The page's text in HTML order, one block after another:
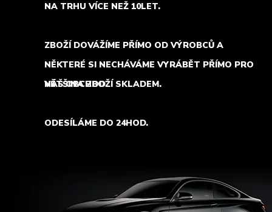
NA TRHU VÍCE NEŽ 10LET.
ZBOŽÍ DOVÁŽÍME PŘÍMO OD VÝROBCŮ A
NĚKTERÉ SI NECHÁVÁME VYRÁBĚT PŘÍMO PRO
NÁŠ OBCHOD.
VĚTŠINA ZBOŽÍ SKLADEM.
ODESÍLÁME DO 24HOD.